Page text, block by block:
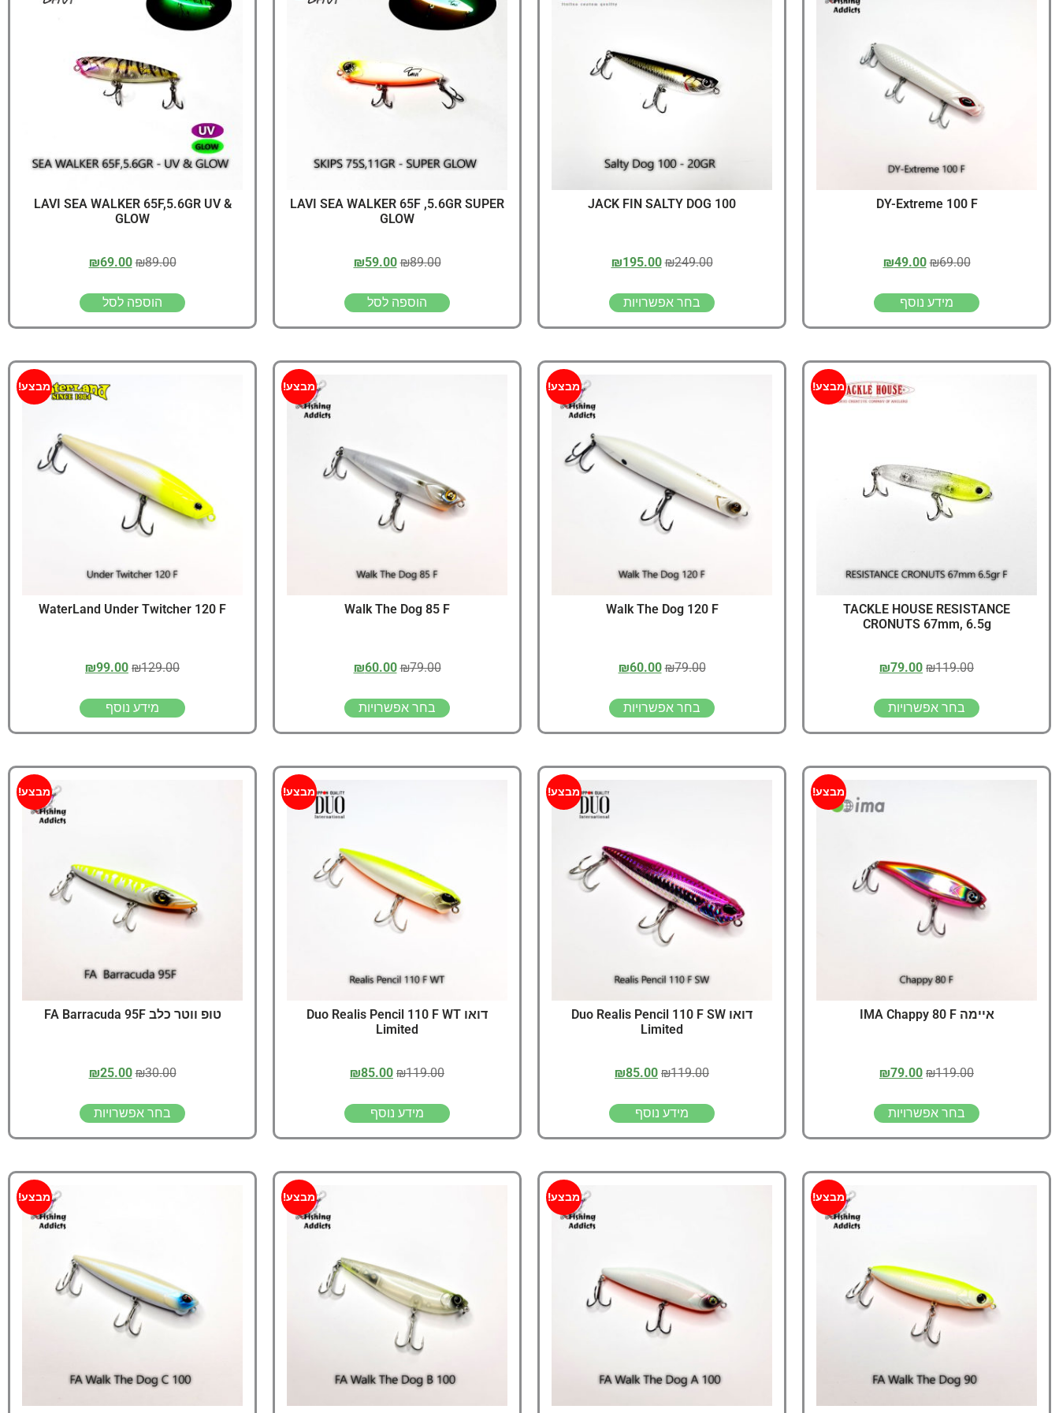
דיג – מאמרים בנושא דיג
החנות שלי – ציוד מומלץ שווה להכנס!
תקנון אתר
DY-Extreme 100 F
₪69.00
₪49.00
מידע נוסף
JACK FIN SALTY DOG 100
₪249.00
₪195.00
בחר אפשרויות
LAVI SEA WALKER 65F ,5.6GR SUPER
GLOW
₪89.00
₪59.00
הוספה לסל
LAVI SEA WALKER 65F,5.6GR UV &
GLOW
₪89.00
₪69.00
הוספה לסל
מבצע!
TACKLE HOUSE RESISTANCE
CRONUTS 67mm, 6.5g
₪119.00
₪79.00
בחר אפשרויות
מבצע!
Walk The Dog 120 F
₪79.00
₪60.00
בחר אפשרויות
מבצע!
Walk The Dog 85 F
₪79.00
₪60.00
בחר אפשרויות
מבצע!
WaterLand Under Twitcher 120 F
₪129.00
₪99.00
מידע נוסף
מבצע!
איימה IMA Chappy 80 F
₪119.00
₪79.00
בחר אפשרויות
מבצע!
דואו Duo Realis Pencil 110 F SW
Limited
₪119.00
₪85.00
מידע נוסף
מבצע!
דואו Duo Realis Pencil 110 F WT
Limited
₪119.00
₪85.00
מידע נוסף
מבצע!
טופ ווטר כלב FA Barracuda 95F
₪30.00
₪25.00
בחר אפשרויות
מבצע! מבצע! מבצע! מבצע!